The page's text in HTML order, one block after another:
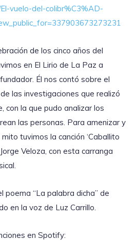
vuelo-del-colibr%C3%AD-
de los cinco años del
en El Lirio de La Paz a
Él nos contó sobre el
las investigaciones que realizó
con la que pudo analizar los
las personas. Para amenizar y
tuvimos la canción ‘Caballito
Veloza, con esta carranga
poema “La palabra dicha” de
en la voz de Luz Carrillo.
en Spotify: